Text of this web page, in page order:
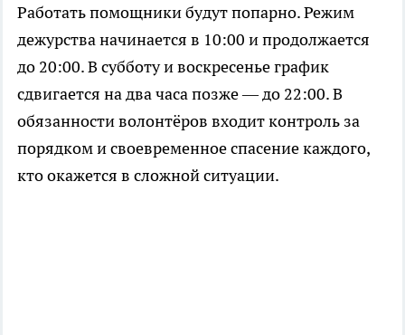
Работать помощники будут попарно. Режим
дежурства начинается в 10:00 и продолжается
до 20:00. В субботу и воскресенье график
сдвигается на два часа позже — до 22:00. В
обязанности волонтёров входит контроль за
порядком и своевременное спасение каждого,
кто окажется в сложной ситуации.